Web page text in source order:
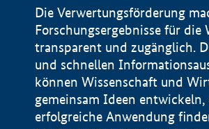
Die Verwertungsförderung
Forschungsergebnisse für die
transparent und zugänglich.
und schnellen
können Wissenschaft und
gemeinsam Ideen entwickeln,
erfolgreiche Anwendung